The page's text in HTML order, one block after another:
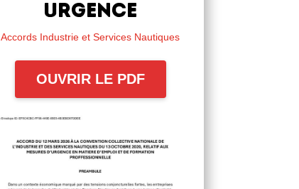
urgence
Accords Industrie et Services Nautiques
OUVRIR LE PDF